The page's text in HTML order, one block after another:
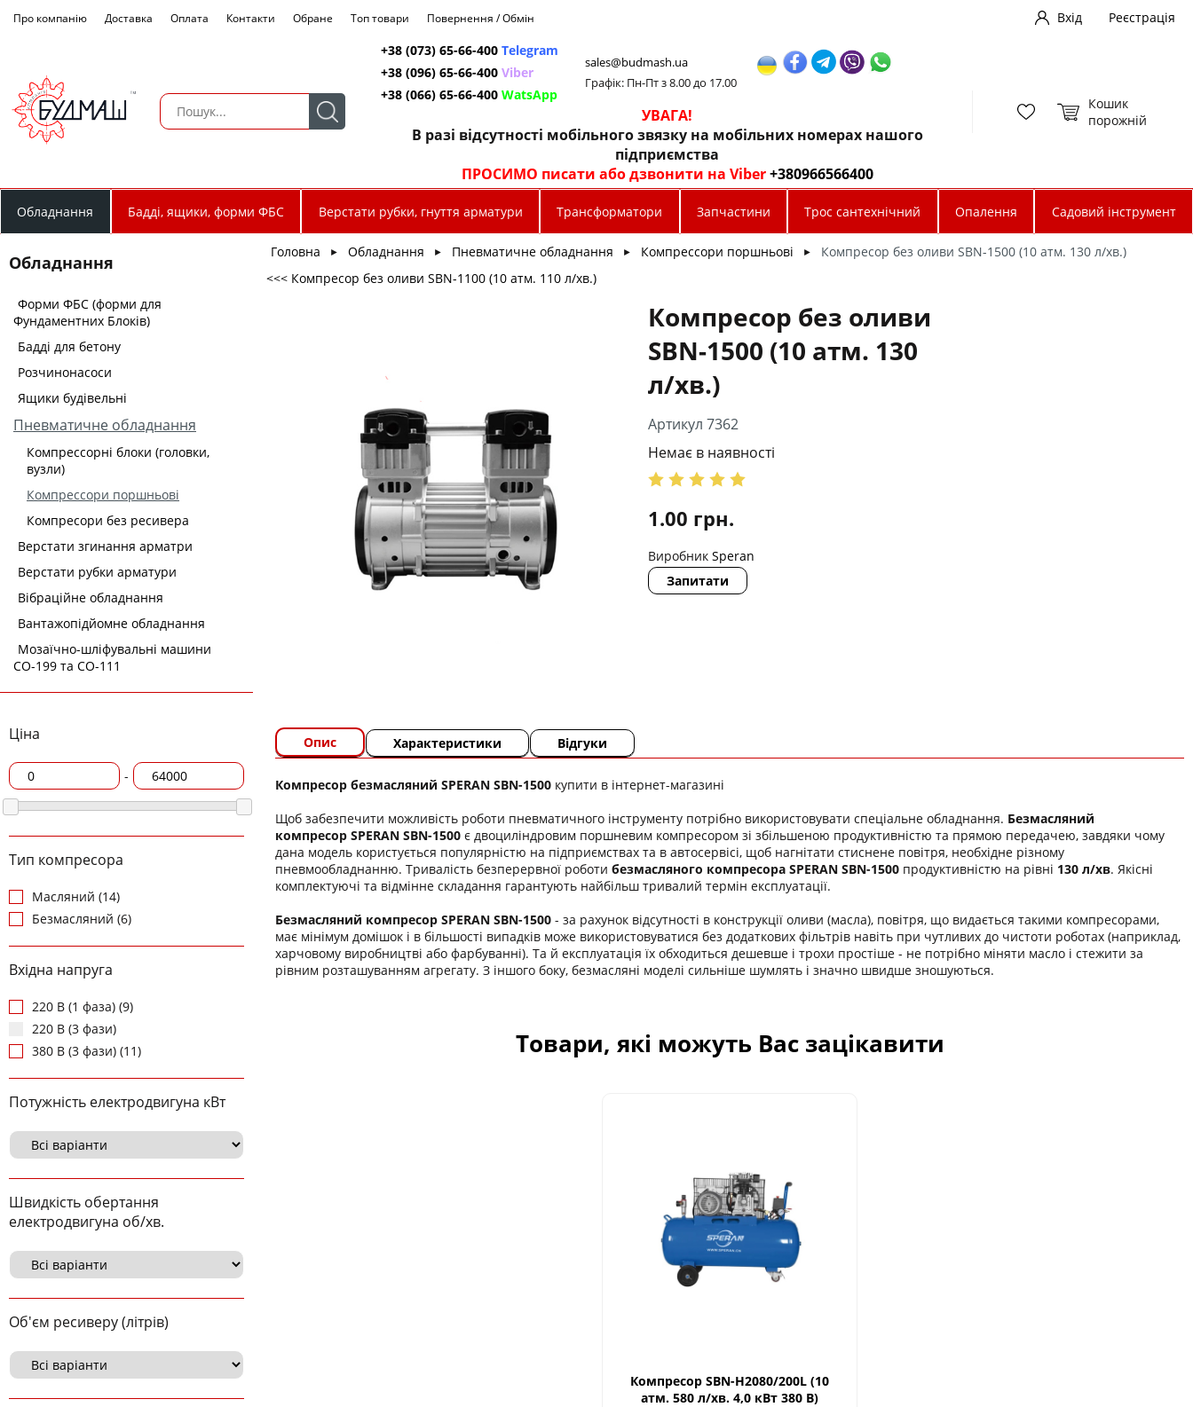
Про компанію Доставка Оплата Контакти Обране Топ товари Повернення / Обмін Вхід
Реєстрація
+38 (073) 65-66-400 Telegram
+38 (096) 65-66-400 Viber
+38 (066) 65-66-400 WatsApp
sales@budmash.ua
Графік: Пн-Пт з 8.00 до 17.00
УВАГА!
В разі відсутності мобільного звязку на мобільних номерах нашого
підприємства
ПРОСИМО писати або дзвонити на Viber+380966566400
Кошик
порожній
Обладнання Бадді, ящики, форми ФБС Верстати рубки, гнуття арматури Трансформатори Запчастини Трос сантехнічний Опалення Садовий інструмент
Обладнання
Форми ФБС (форми для
Фундаментних Блоків)
Бадді для бетону
Розчинонасоси
Ящики будівельні
Пневматичне обладнання
Компрессорні блоки (головки,
вузли)
Компрессори поршньові
Компресори без ресивера
Верстати згинання арматри
Верстати рубки арматури
Вібраційне обладнання
Вантажопідйомне обладнання
Мозаїчно-шліфувальні машини
СО-199 та СО-111
Ціна
-
Тип компресора
Масляний (14)
Безмасляний (6)
Вхідна напруга
220 В (1 фаза) (9)
220 В (3 фази)
380 В (3 фази) (11)
Потужність електродвигуна кВт
Швидкість обертання
електродвигуна об/хв.
Об'єм ресиверу (літрів)
Головна ► Обладнання ► Пневматичне обладнання ► Компрессори поршньові ►
Компресор без оливи SBN-1500 (10 атм. 130 л/хв.)
<<< Компресор без оливи SBN-1100 (10 атм. 110 л/хв.)
Компресор без оливи
SBN-1500 (10 атм. 130
л/хв.)
Артикул 7362
Немає в наявності
1.00 грн.
Виробник Speran
Запитати
Опис Характеристики Відгуки
Компресор безмасляний SPERAN SBN-1500 купити в інтернет-магазині
Щоб забезпечити можливість роботи пневматичного інструменту потрібно використовувати спеціальне обладнання. Безмасляний
компресор SPERAN SBN-1500 є двоциліндровим поршневим компресором зі збільшеною продуктивністю та прямою передачею, завдяки чому
дана модель користується популярністю на підприємствах та в автосервісі, щоб нагнітати стиснене повітря, необхідне різному
пневмообладнанню. Тривалість безперервної роботи безмасляного компресора SPERAN SBN-1500 продуктивністю на рівні 130 л/хв. Якісні
комплектуючі та відмінне складання гарантують найбільш тривалий термін експлуатації.
Безмасляний компресор SPERAN SBN-1500 - за рахунок відсутності в конструкції оливи (масла), повітря, що видається такими компресорами,
має мінімум домішок і в більшості випадків може використовуватися без додаткових фільтрів навіть при чутливих до чистоти роботах (наприклад,
харчовому виробництві або фарбуванні). Та й експлуатація їх обходиться дешевше і трохи простіше - не потрібно міняти масло і стежити за
рівним розташуванням агрегату. З іншого боку, безмасляні моделі сильніше шумлять і значно швидше зношуються.
Товари, які можуть Вас зацікавити
Компресор SBN-Н2080/200L (10
атм. 580 л/хв. 4,0 кВт 380 В)